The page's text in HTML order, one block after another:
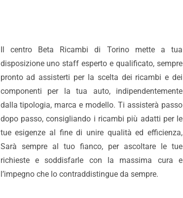
Il centro Beta Ricambi di Torino mette a tua
disposizione uno staff esperto e qualificato, sempre
pronto ad assisterti per la scelta dei ricambi e dei
componenti per la tua auto, indipendentemente
dalla tipologia, marca e modello. Ti assisterà passo
dopo passo, consigliando i ricambi più adatti per le
tue esigenze al fine di unire qualità ed efficienza,
Sarà sempre al tuo fianco, per ascoltare le tue
richieste e soddisfarle con la massima cura e
l’impegno che lo contraddistingue da sempre.